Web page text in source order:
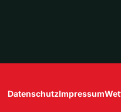
DatenschutzImpressum